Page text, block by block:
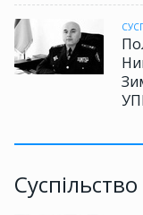
Суспільство